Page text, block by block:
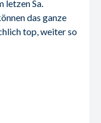
letzen Sa.
das ganze
top, weiter so